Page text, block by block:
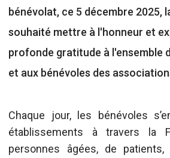
bénévolat, ce 5 décembre 2025,
souhaité mettre à l'honneur et
profonde gratitude à l'ensemble
et aux bénévoles des
Chaque jour, les bénévoles
établissements à travers la
personnes âgées, de